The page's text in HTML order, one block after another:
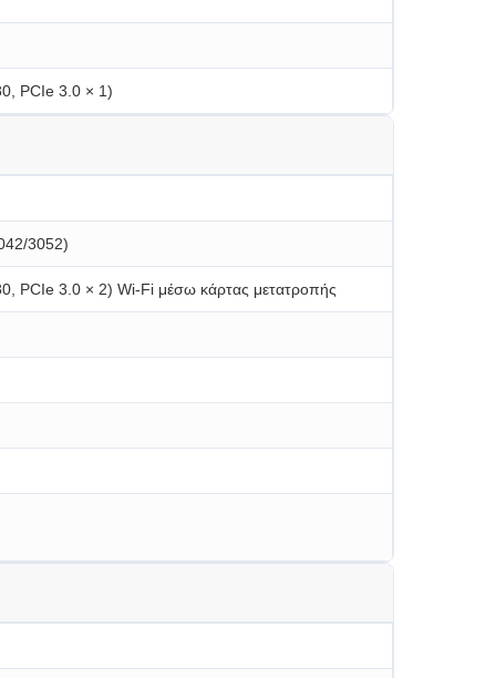
PCIe 3.0 × 1)
3052)
PCIe 3.0 × 2) Wi-Fi μέσω κάρτας μετατροπής